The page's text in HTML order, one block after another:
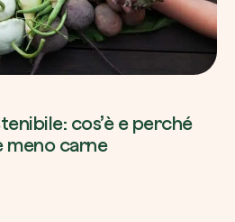
cos’è e perché
meno carne